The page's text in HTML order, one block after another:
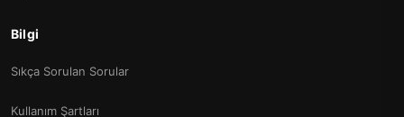
Bilgi
Sıkça Sorulan Sorular
Kullanım Şartları